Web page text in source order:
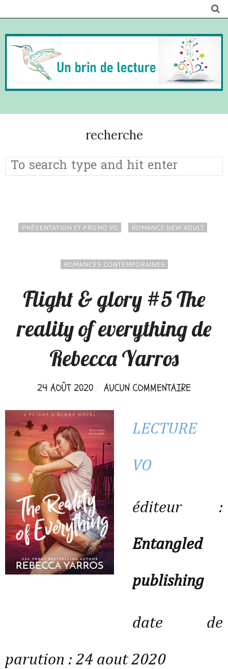
recherche
PRÉSENTATION ET PROMO VO ROMANCE NEW ADULT
ROMANCES CONTEMPORAINES
Flight & glory #5 The
reality of everything de
Rebecca Yarros
24 AOÛT 2020 AUCUN COMMENTAIRE
LECTURE
VO
éditeur :
Entangled
publishing
date de
parution : 24 aout 2020